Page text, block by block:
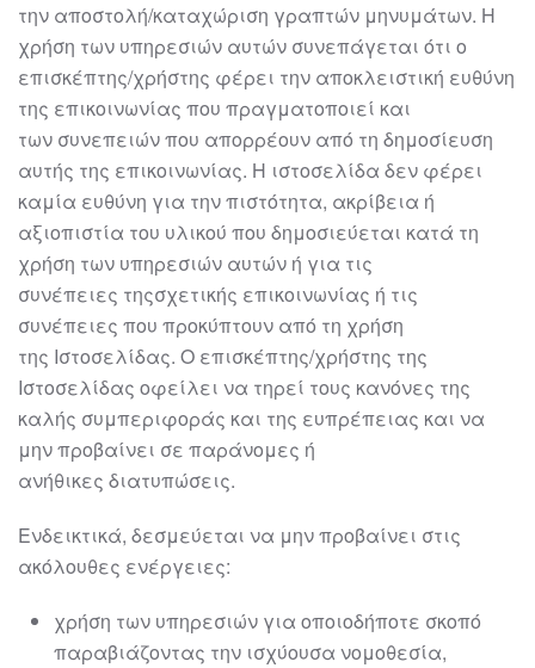
την αποστολή/καταχώριση γραπτών μηνυμάτων. Η
χρήση των υπηρεσιών αυτών συνεπάγεται ότι ο
επισκέπτης/χρήστης φέρει την αποκλειστική ευθύνη
της επικοινωνίας που πραγματοποιεί και
των συνεπειών που απορρέουν από τη δημοσίευση
αυτής της επικοινωνίας. Η ιστοσελίδα δεν φέρει
καμία ευθύνη για την πιστότητα, ακρίβεια ή
αξιοπιστία του υλικού που δημοσιεύεται κατά τη
χρήση των υπηρεσιών αυτών ή για τις
συνέπειες τηςσχετικής επικοινωνίας ή τις
συνέπειες που προκύπτουν από τη χρήση
της Ιστοσελίδας. Ο επισκέπτης/χρήστης της
Ιστοσελίδας οφείλει να τηρεί τους κανόνες της
καλής συμπεριφοράς και της ευπρέπειας και να
μην προβαίνει σε παράνομες ή
ανήθικες διατυπώσεις.
Ενδεικτικά, δεσμεύεται να μην προβαίνει στις
ακόλουθες ενέργειες:
χρήση των υπηρεσιών για οποιοδήποτε σκοπό
παραβιάζοντας την ισχύουσα νομοθεσία,